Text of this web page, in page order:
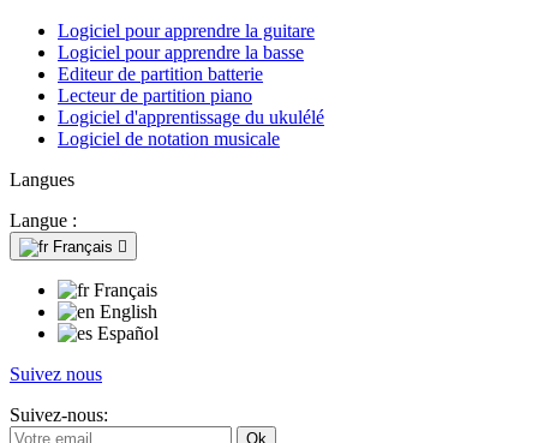
Logiciel pour apprendre la guitare
Logiciel pour apprendre la basse
Editeur de partition batterie
Lecteur de partition piano
Logiciel d'apprentissage du ukulélé
Logiciel de notation musicale
Langues
Langue :
Français 
Français
English
Español
Suivez nous
Suivez-nous: